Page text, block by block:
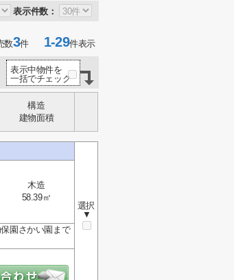
表示件数：
数3件1-29件表示
表示中物件を
一括でチェック
構造
建物面積
選択
▼
木造
58.39㎡
園さかい園まで